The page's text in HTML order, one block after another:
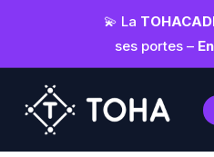
💫 La
ses portes –